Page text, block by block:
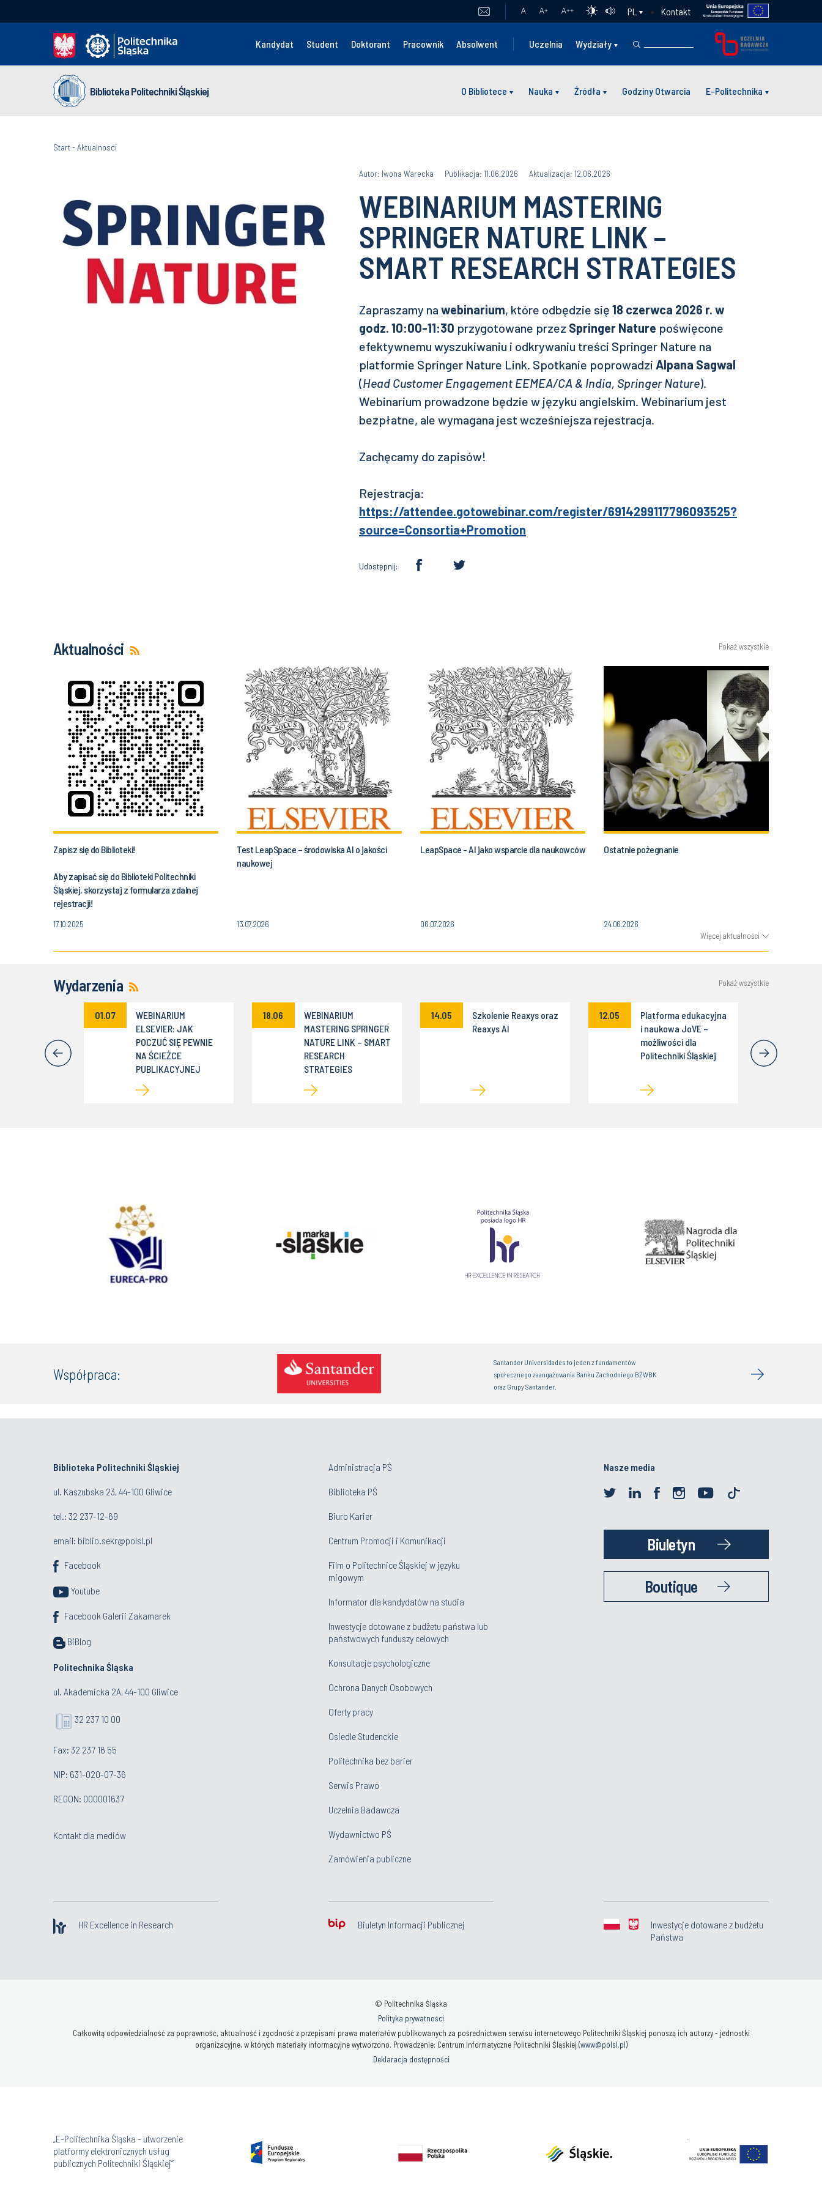
A A+ A++ PL Kontakt
Kandydat Student Doktorant Pracownik Absolwent Uczelnia Wydziały
Biblioteka Politechniki Śląskiej O Bibliotece Nauka Źródła Godziny Otwarcia E-Politechnika
Start-Aktualnosci
Autor: Iwona Warecka Publikacja: 11.06.2026 Aktualizacja: 12.06.2026
WEBINARIUM MASTERING
SPRINGER NATURE LINK –
SMART RESEARCH STRATEGIES
Zapraszamy na webinarium, które odbędzie się 18 czerwca 2026 r. w
godz. 10:00-11:30 przygotowane przez Springer Nature poświęcone
efektywnemu wyszukiwaniu i odkrywaniu treści Springer Nature na
platformie Springer Nature Link. Spotkanie poprowadzi Alpana Sagwal
(Head Customer Engagement EEMEA/CA & India, Springer Nature).
Webinarium prowadzone będzie w języku angielskim. Webinarium jest
bezpłatne, ale wymagana jest wcześniejsza rejestracja.
Zachęcamy do zapisów!
Rejestracja:
https://attendee.gotowebinar.com/register/6914299117796093525?
source=Consortia+Promotion
Udostępnij:
Aktualności Pokaż wszystkie
Zapisz się do Biblioteki!
Aby zapisać się do Biblioteki Politechniki
Śląskiej, skorzystaj z formularza zdalnej
rejestracji!
17.10.2025
Test LeapSpace – środowiska AI o jakości
naukowej
13.07.2026
LeapSpace - AI jako wsparcie dla naukowców
06.07.2026
Ostatnie pożegnanie
24.06.2026
Więcej aktualności
Wydarzenia Pokaż wszystkie
01.07
WEBINARIUM
ELSEVIER: JAK
POCZUĆ SIĘ PEWNIE
NA ŚCIEŻCE
PUBLIKACYJNEJ
18.06
WEBINARIUM
MASTERING SPRINGER
NATURE LINK – SMART
RESEARCH
STRATEGIES
14.05
Szkolenie Reaxys oraz
Reaxys AI
12.05
Platforma edukacyjna
i naukowa JoVE –
możliwości dla
Politechniki Śląskiej
Współpraca:
Santander Universidades to jeden z fundamentów
społecznego zaangażowania Banku Zachodniego BZWBK
oraz Grupy Santander.
Biblioteka Politechniki Śląskiej
ul. Kaszubska 23, 44-100 Gliwice
tel.: 32 237-12-69
email: biblio.sekr@polsl.pl
Facebook
Youtube
Facebook Galerii Zakamarek
BiBlog
Politechnika Śląska
ul. Akademicka 2A, 44-100 Gliwice
32 237 10 00
Fax: 32 237 16 55
NIP: 631-020-07-36
REGON: 000001637
Kontakt dla mediów
Administracja PŚ
Biblioteka PŚ
Biuro Karier
Centrum Promocji i Komunikacji
Film o Politechnice Śląskiej w języku
migowym
Informator dla kandydatów na studia
Inwestycje dotowane z budżetu państwa lub
państwowych funduszy celowych
Konsultacje psychologiczne
Ochrona Danych Osobowych
Oferty pracy
Osiedle Studenckie
Politechnika bez barier
Serwis Prawo
Uczelnia Badawcza
Wydawnictwo PŚ
Zamówienia publiczne
Nasze media
Biuletyn
Boutique
HR Excellence in Research Biuletyn Informacji Publicznej
Inwestycje dotowane z budżetu
Państwa
© Politechnika Śląska
Polityka prywatności
Całkowitą odpowiedzialność za poprawność, aktualność i zgodność z przepisami prawa materiałów publikowanych za pośrednictwem serwisu internetowego Politechniki Śląskiej ponoszą ich autorzy - jednostki
organizacyjne, w których materiały informacyjne wytworzono. Prowadzenie: Centrum Informatyczne Politechniki Śląskiej (www@polsl.pl)
Deklaracja dostępności
„E-Politechnika Śląska - utworzenie
platformy elektronicznych usług
publicznych Politechniki Śląskiej”